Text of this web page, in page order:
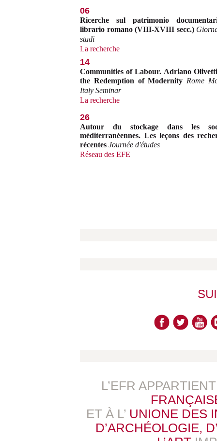
06
Ricerche sul patrimonio
librario romano (VIII-XVIII secc.)
studi
La recherche
14
Communities of Labour. Adriano
the Redemption of Modernity Rome
Italy Seminar
La recherche
26
Autour du stockage dans les
méditerranéennes. Les leçons des
récentes Journée d'études
Réseau des EFE
L’EFR
ET À L’ UNIONE DES
D’ARCHÉOLOGIE,